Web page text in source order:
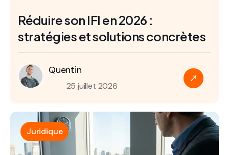
Réduire son IFI en 2026 :
stratégies et solutions concrètes
Quentin
25 juillet 2026
Juridique